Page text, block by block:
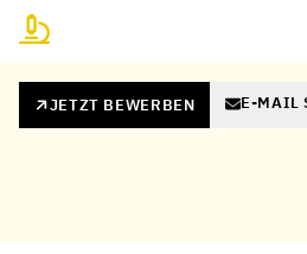
JETZT BEWERBEN E-MAIL